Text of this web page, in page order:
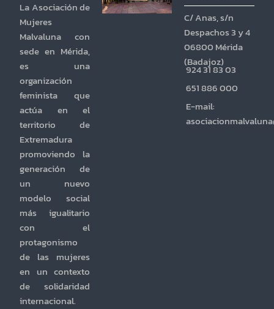
La Asociación de
Mujeres
Malvaluna con
sede en Mérida,
es una
organización
feminista que
actúa en el
territorio de
Extremadura
promoviendo la
generación de
un nuevo
modelo social
más igualitario
con el
protagonismo
de las mujeres
en un contexto
de solidaridad
internacional.
C/ Anas, s/n
Despachos 3 y 4
06800 Mérida
(Badajoz)
924 31 83 03
651 886 000
E-mail: